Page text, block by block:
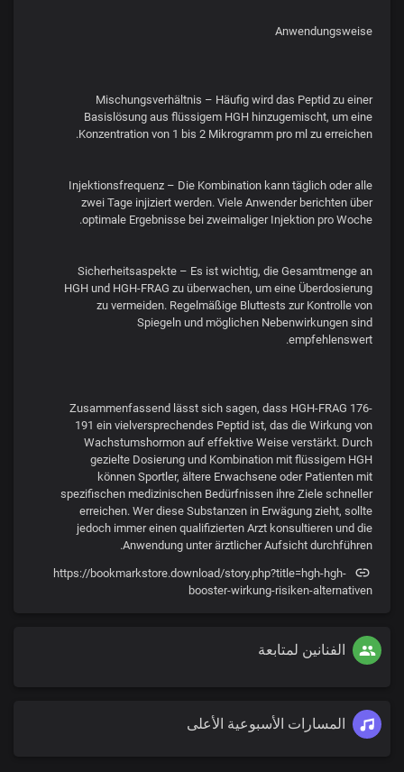
Anwendungsweise
Mischungsverhältnis – Häufig wird das Peptid zu einer
Basislösung aus flüssigem HGH hinzugemischt, um eine
Konzentration von 1 bis 2 Mikrogramm pro ml zu erreichen.
Injektionsfrequenz – Die Kombination kann täglich oder alle
zwei Tage injiziert werden. Viele Anwender berichten über
optimale Ergebnisse bei zweimaliger Injektion pro Woche.
Sicherheitsaspekte – Es ist wichtig, die Gesamtmenge an
HGH und HGH-FRAG zu überwachen, um eine Überdosierung
zu vermeiden. Regelmäßige Bluttests zur Kontrolle von
Spiegeln und möglichen Nebenwirkungen sind
empfehlenswert.
Zusammenfassend lässt sich sagen, dass HGH-FRAG 176-
191 ein vielversprechendes Peptid ist, das die Wirkung von
Wachstumshormon auf effektive Weise verstärkt. Durch
gezielte Dosierung und Kombination mit flüssigem HGH
können Sportler, ältere Erwachsene oder Patienten mit
spezifischen medizinischen Bedürfnissen ihre Ziele schneller
erreichen. Wer diese Substanzen in Erwägung zieht, sollte
jedoch immer einen qualifizierten Arzt konsultieren und die
Anwendung unter ärztlicher Aufsicht durchführen.
https://bookmarkstore.download/story.php?title=hgh-hgh-
booster-wirkung-risiken-alternativen
الفنانين لمتابعة
المسارات الأسبوعية الأعلى